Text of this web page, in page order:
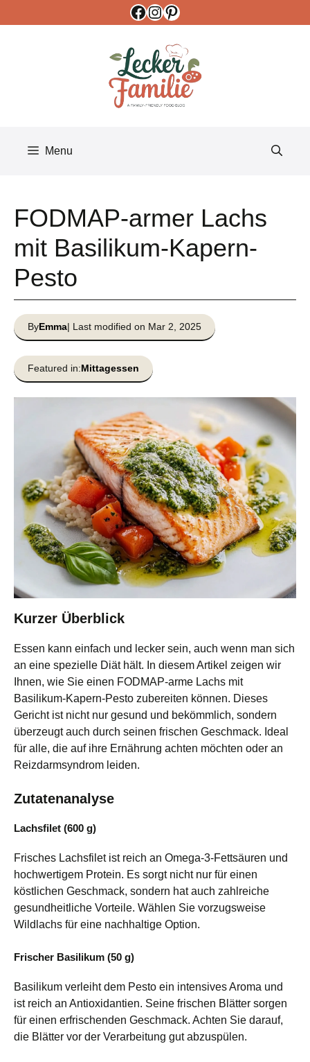
Facebook
Instagram
Pinterest
Menu
FODMAP-armer Lachs
mit Basilikum-Kapern-
Pesto
ByEmma| Last modified on Mar 2, 2025
Featured in:Mittagessen
Kurzer Überblick
Essen kann einfach und lecker sein, auch wenn man sich
an eine spezielle Diät hält. In diesem Artikel zeigen wir
Ihnen, wie Sie einen FODMAP-arme Lachs mit
Basilikum-Kapern-Pesto zubereiten können. Dieses
Gericht ist nicht nur gesund und bekömmlich, sondern
überzeugt auch durch seinen frischen Geschmack. Ideal
für alle, die auf ihre Ernährung achten möchten oder an
Reizdarmsyndrom leiden.
Zutatenanalyse
Lachsfilet (600 g)
Frisches Lachsfilet ist reich an Omega-3-Fettsäuren und
hochwertigem Protein. Es sorgt nicht nur für einen
köstlichen Geschmack, sondern hat auch zahlreiche
gesundheitliche Vorteile. Wählen Sie vorzugsweise
Wildlachs für eine nachhaltige Option.
Frischer Basilikum (50 g)
Basilikum verleiht dem Pesto ein intensives Aroma und
ist reich an Antioxidantien. Seine frischen Blätter sorgen
für einen erfrischenden Geschmack. Achten Sie darauf,
die Blätter vor der Verarbeitung gut abzuspülen.